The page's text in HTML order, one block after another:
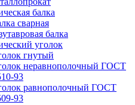
балка
сварная
балка
уголок
гнутый
неравнополочный ГОСТ
93
равнополочный ГОСТ
93